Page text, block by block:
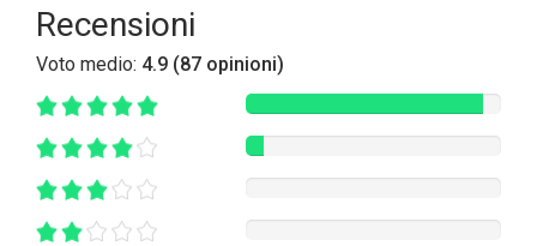
Recensioni
Voto medio: 4.9 (87 opinioni)